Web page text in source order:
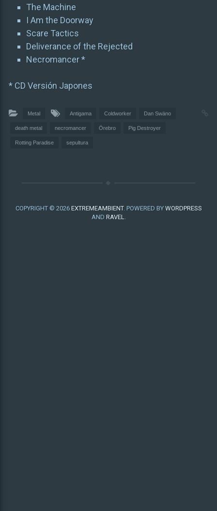
The Machine
I Am the Doorway
Scare Tactics
Deliverance of the Rejected
Necromancer *
* CD Versión Japones
Metal Antigama Coldworker Dan Swäno
death metal necromancer Örebro Pig Destroyer
Rotting Paradise sepultura
COPYRIGHT © 2026 EXTREMEAMBIENT. POWERED BY WORDPRESS
AND RAVEL.